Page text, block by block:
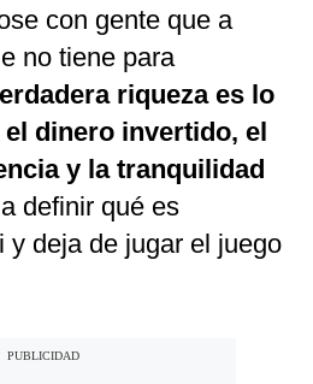
con gente que a
no tiene para
riqueza es lo
el dinero invertido, el
y la tranquilidad
definir qué es
y deja de jugar el juego